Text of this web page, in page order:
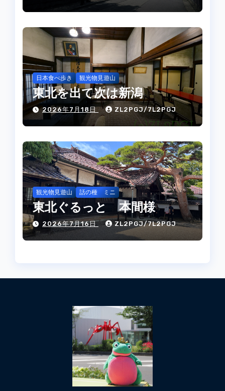
日本食べ歩き 観光物見遊山
東北を出て次は新潟
2026年7月18日 ZL2PGJ/7L2PGJ
観光物見遊山 話の種 ミニ
東北ぐるっと 本間様
2026年7月16日 ZL2PGJ/7L2PGJ